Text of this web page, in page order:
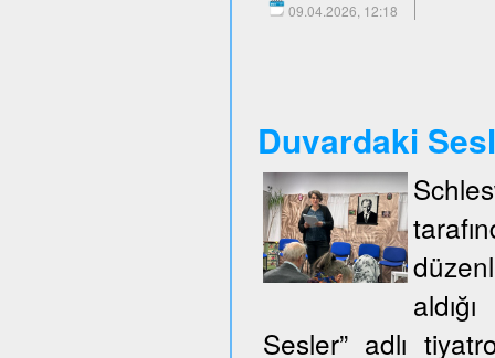
09.04.2026, 12:18
Duvardaki
Sesler” adlı